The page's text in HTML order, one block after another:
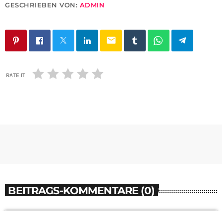
GESCHRIEBEN VON: ADMIN
email
RATE IT
BEITRAGS-KOMMENTARE (0)